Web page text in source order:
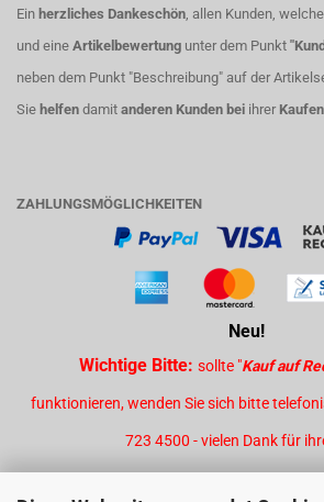
Ein herzliches Dankeschön, allen Kunden,
und eine Artikelbewertung unter dem Punkt
neben dem Punkt "Beschreibung" auf der
Sie helfen damit anderen Kunden bei ihrer
ZAHLUNGSMÖGLICHKEITEN
Neu!
Wichtige Bitte: sollte "Kauf auf
funktionieren, wenden Sie sich bitte
723 4500 - vielen Dank für